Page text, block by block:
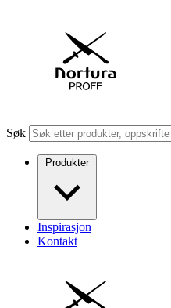
Søk
Produkter
Inspirasjon
Kontakt